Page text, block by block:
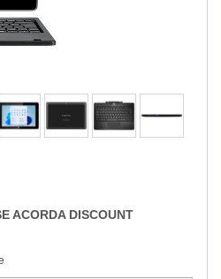
ACORDA DISCOUNT